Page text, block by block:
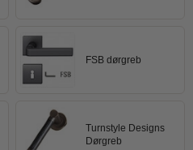
FSB dørgreb
Turnstyle Designs
Dørgreb